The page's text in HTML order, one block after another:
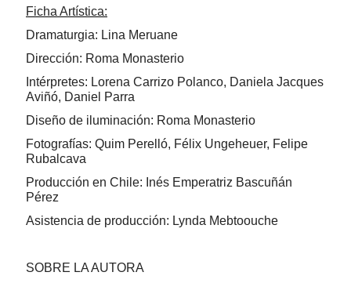
Ficha Artística:
Dramaturgia: Lina Meruane
Dirección: Roma Monasterio
Intérpretes: Lorena Carrizo Polanco, Daniela Jacques
Aviñó, Daniel Parra
Diseño de iluminación: Roma Monasterio
Fotografías: Quim Perelló, Félix Ungeheuer, Felipe
Rubalcava
Producción en Chile: Inés Emperatriz Bascuñán
Pérez
Asistencia de producción: Lynda Mebtoouche
SOBRE LA AUTORA